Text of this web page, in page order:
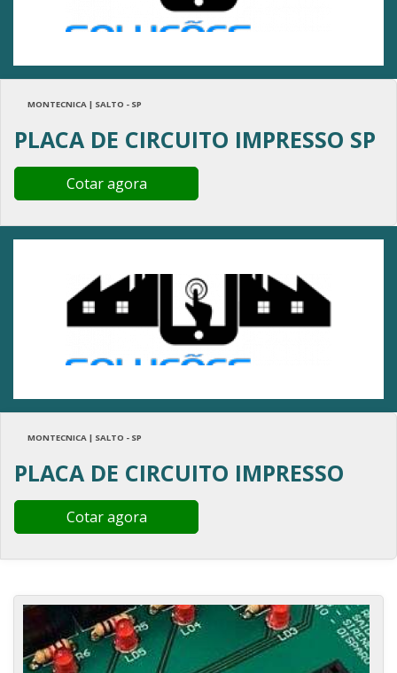
MONTECNICA | SALTO - SP
PLACA DE CIRCUITO IMPRESSO SP
Cotar agora
MONTECNICA | SALTO - SP
PLACA DE CIRCUITO IMPRESSO
Cotar agora